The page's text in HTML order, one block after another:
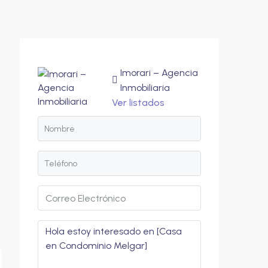
Imorari – Agencia
Inmobiliaria
Ver listados